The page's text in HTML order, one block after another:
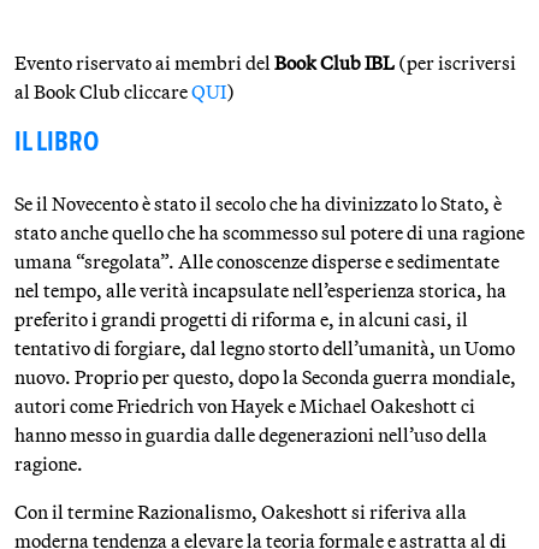
Evento riservato ai membri delBook Club IBL (per iscriversi
al Book Club cliccareQUI)
IL LIBRO
Se il Novecento è stato il secolo che ha divinizzato lo Stato, è
stato anche quello che ha scommesso sul potere di una ragione
umana “sregolata”. Alle conoscenze disperse e sedimentate
nel tempo, alle verità incapsulate nell’esperienza storica, ha
preferito i grandi progetti di riforma e, in alcuni casi, il
tentativo di forgiare, dal legno storto dell’umanità, un Uomo
nuovo. Proprio per questo, dopo la Seconda guerra mondiale,
autori come Friedrich von Hayek e Michael Oakeshott ci
hanno messo in guardia dalle degenerazioni nell’uso della
ragione.
Con il termine Razionalismo, Oakeshott si riferiva alla
moderna tendenza a elevare la teoria formale e astratta al di